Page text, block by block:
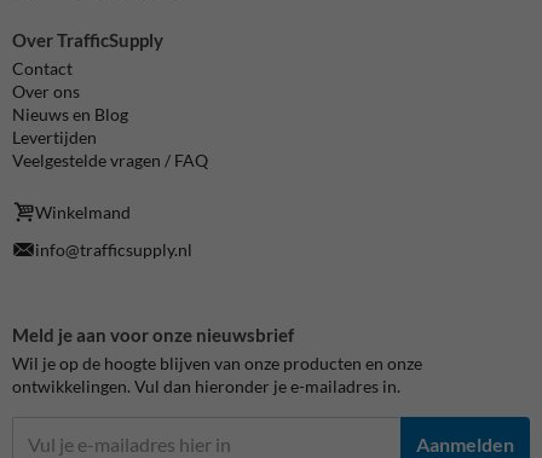
Over TrafficSupply
Contact
Over ons
Nieuws en Blog
Levertijden
Veelgestelde vragen / FAQ
Winkelmand
info@trafficsupply.nl
Meld je aan voor onze nieuwsbrief
Wil je op de hoogte blijven van onze producten en onze
ontwikkelingen. Vul dan hieronder je e-mailadres in.
Aanmelden